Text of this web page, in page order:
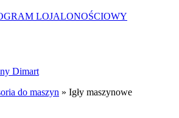
LOJALONOŚCIOWY
Dimart
do maszyn » Igły maszynowe